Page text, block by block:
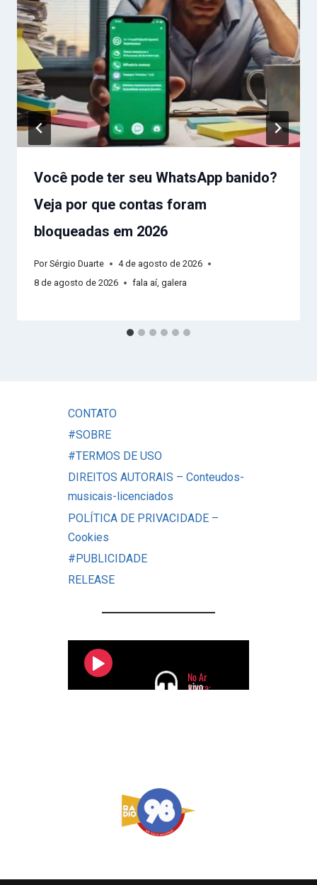
Você pode ter seu WhatsApp banido?
Veja por que contas foram
bloqueadas em 2026
Por Sérgio Duarte
4 de agosto de 2026
8 de agosto de 2026
fala aí, galera
CONTATO
#SOBRE
#TERMOS DE USO
DIREITOS AUTORAIS – Conteudos-
musicais-licenciados
POLÍTICA DE PRIVACIDADE –
Cookies
#PUBLICIDADE
RELEASE